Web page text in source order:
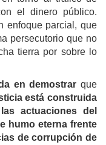
el dinero público.
enfoque parcial, que
persecutorio que no
tierra por sobre lo
en demostrar que
está construida
actuaciones del
humo eterna frente
de corrupción de